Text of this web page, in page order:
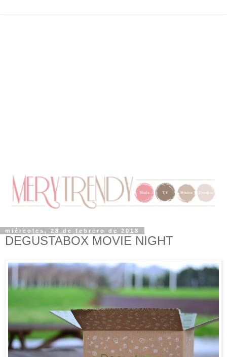
miércoles, 28 de febrero de 2018
DEGUSTABOX MOVIE NIGHT